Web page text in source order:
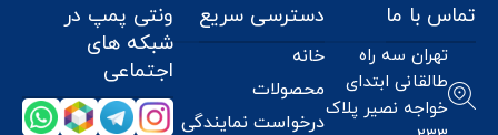
تماس با ما
تهران سه راه
طالقانی ابتدای
خواجه نصیر پلاک
دسترسی سریع
خانه
محصولات
درخواست نمایندگی
ونتی پمپ در
شبکه های
اجتماعی